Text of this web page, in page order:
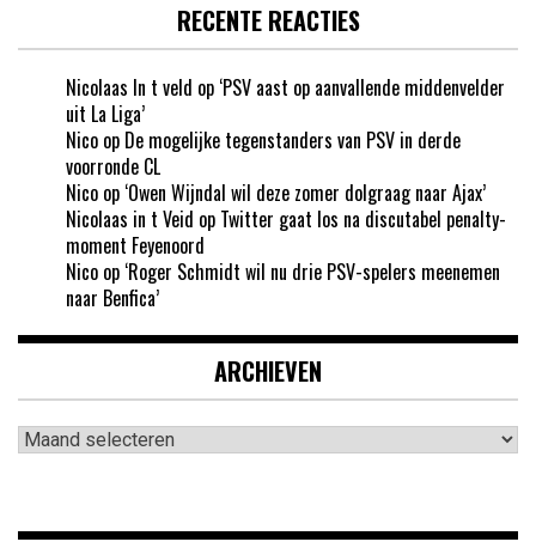
RECENTE REACTIES
Nicolaas In t veld op ‘PSV aast op aanvallende middenvelder
uit La Liga’
Nico op De mogelijke tegenstanders van PSV in derde
voorronde CL
Nico op ‘Owen Wijndal wil deze zomer dolgraag naar Ajax’
Nicolaas in t Veid op Twitter gaat los na discutabel penalty-
moment Feyenoord
Nico op ‘Roger Schmidt wil nu drie PSV-spelers meenemen
naar Benfica’
ARCHIEVEN
Archieven